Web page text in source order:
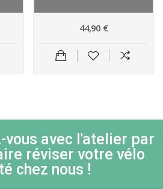
44,90 €
vous avec l'atelier par
réviser votre vélo
chez nous !